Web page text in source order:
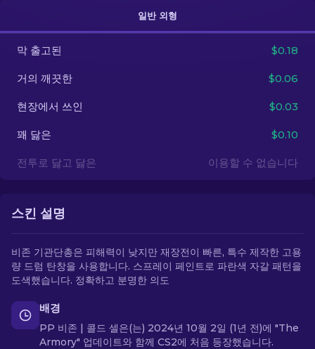
기타
일반 외형
막 출고된 $0.18
거의 깨끗한 $0.06
현장에서 쓰인 $0.03
꽤 닳은 $0.10
전투로 닳고 닳은 이용할 수 없습니다
스킨 설명
비존 기관단총은 피해력이 낮지만 재장전이 빠른, 특수 제작한 고용
량 드럼 탄창을 사용합니다. 스프레이 페인트로 파란색 자갈 패턴을
도색했습니다. 정확하고 분명한 의도
배경
PP 비존 | 콜드 셀은(는) 2024년 10월 2일 (1년 전)에 "The
Armory" 업데이트와 함께 CS2에 처음 등장했습니다.